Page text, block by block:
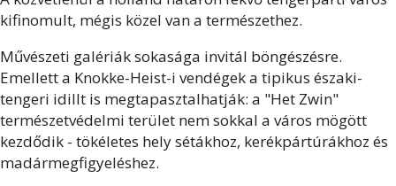
kifinomult, mégis közel van a természethez.
Művészeti galériák sokasága invitál böngészésre.
Emellett a Knokke-Heist-i vendégek a tipikus északi-
tengeri idillt is megtapasztalhatják: a "Het Zwin"
természetvédelmi terület nem sokkal a város mögött
kezdődik - tökéletes hely sétákhoz, kerékpártúrákhoz és
madármegfigyeléshez.